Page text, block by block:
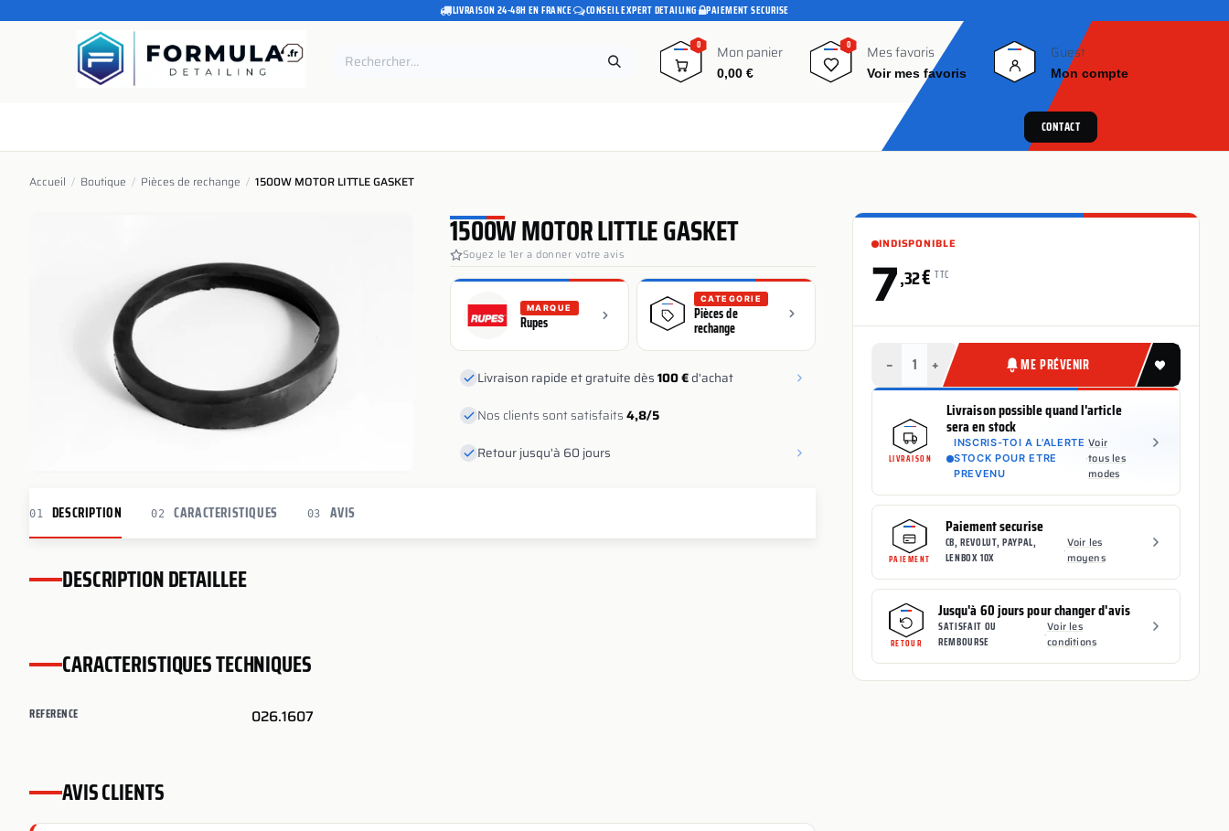
SE RENDRE AU CONTENU LIVRAISON 24-48H EN FRANCE· CONSEIL EXPERT DETAILING· PAIEMENT SECURISE
0 Mon panier
0,00€
00 Mes favoris
Voir mes favoris
Guest
Mon compte
CONTACT
Accueil / Boutique / Pièces de rechange / 1500W MOTOR LITTLE GASKET
1500W MOTOR LITTLE GASKET
Soyez le 1er a donner votre avis
MARQUE
Rupes
CATEGORIE
Pièces de
rechange
Livraison rapide et gratuite dès100 €d'achat
Nos clients sont satisfaits4,8/5
Retour jusqu'à 60 jours
01 DESCRIPTION 02 CARACTERISTIQUES 03 AVIS
DESCRIPTION DETAILLEE
CARACTERISTIQUES TECHNIQUES
REFERENCE 026.1607
AVIS CLIENTS
INDISPONIBLE
7,32€ TTC
− + ME PRÉVENIR
LIVRAISON
Livraison possible quand l'article
sera en stock
INSCRIS-TOI A L'ALERTE
STOCK POUR ETRE
PREVENU
·
Voir
tous les
modes
PAIEMENT
Paiement securise
CB, REVOLUT, PAYPAL,
LENBOX 10X
·Voir les
moyens
RETOUR
Jusqu'à 60 jours pour changer d'avis
SATISFAIT OU
REMBOURSE
·Voir les
conditions